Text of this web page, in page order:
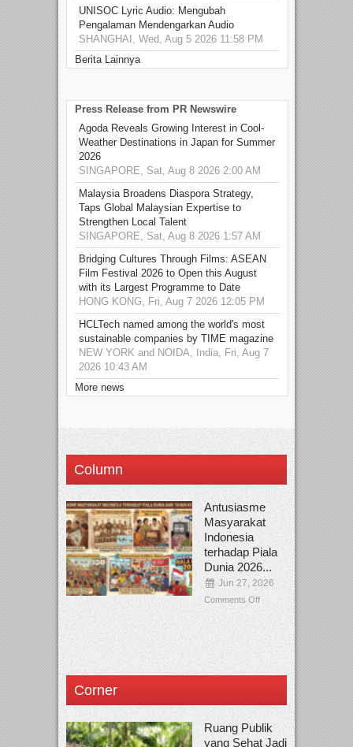
UNISOC Lyric Audio: Mengubah
Pengalaman Mendengarkan Audio
SHANGHAI, Wed, Aug 5 2026 11:58 PM
Berita Lainnya
Press Release from PR Newswire
Agoda Reveals Growing Interest in Cool-
Weather Destinations in Japan for Summer
2026
SINGAPORE, Sat, Aug 8 2026 2:00 AM
Malaysia Broadens Diaspora Strategy,
Taps Global Malaysian Expertise to
Strengthen Local Talent
SINGAPORE, Sat, Aug 8 2026 1:57 AM
Bridging Cultures Through Films: ASEAN
Film Festival 2026 to Open this August
with its Largest Programme to Date
HONG KONG, Fri, Aug 7 2026 12:05 PM
HCLTech named among the world's most
sustainable companies by TIME magazine
NEW YORK and NOIDA, India, Fri, Aug 7
2026 10:43 AM
More news
Column
Antusiasme
Masyarakat
Indonesia
terhadap Piala
Dunia 2026...
Jun 27, 2026
Comments Off
Corner
Ruang Publik
yang Sehat Jadi